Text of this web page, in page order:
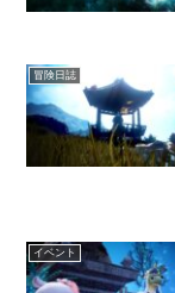
冒険日誌
イベント